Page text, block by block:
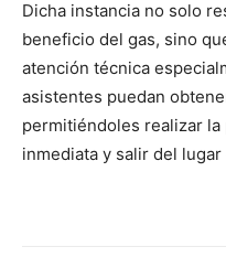
Dicha instancia no solo
beneficio del gas, sino
atención técnica
asistentes puedan
permitiéndoles realizar
inmediata y salir del